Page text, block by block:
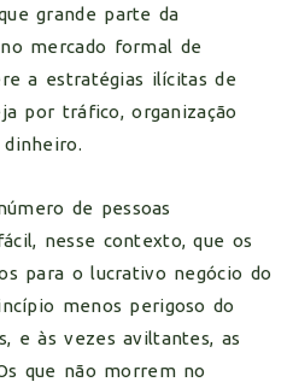
grande parte da
mercado formal de
a estratégias ilícitas de
por tráfico, organização
de pessoas
nesse contexto, que os
para o lucrativo negócio do
menos perigoso do
e às vezes aviltantes, as
que não morrem no